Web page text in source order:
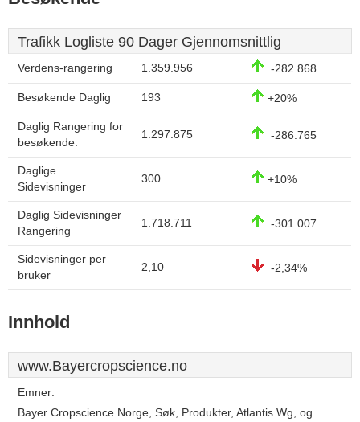
Trafikk Logliste 90 Dager Gjennomsnittlig
Verdens-rangering 1.359.956 -282.868
Besøkende Daglig 193 +20%
Daglig Rangering for
besøkende.
1.297.875 -286.765
Daglige
Sidevisninger
300 +10%
Daglig Sidevisninger
Rangering
1.718.711 -301.007
Sidevisninger per
bruker
2,10 -2,34%
Innhold
www.Bayercropscience.no
Emner:
Bayer Cropscience Norge, Søk, Produkter, Atlantis Wg, og